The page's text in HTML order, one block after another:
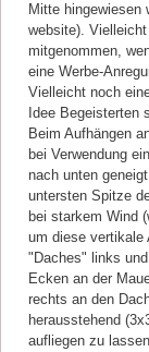
Mitte hingewiesen
website).
mitgenommen,
eine Werbe-
Vielleicht noch
Idee Begeisterten
Beim Aufhängen
bei Verwendung
nach unten
untersten Spitze
bei starkem Wind
um diese vertikale
"Daches" links
Ecken an der
rechts an den
herausstehend
aufliegen zu